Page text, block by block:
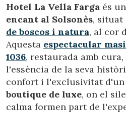
Hotel La Vella Farga és un
encant al Solsonès, situat
de boscos i natura, al cor
Aquesta espectacular
1036, restaurada amb
l'essència de la seva
confort i l'exclusivitat
boutique de luxe, on el
calma formen part de